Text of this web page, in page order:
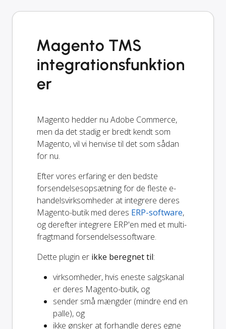
Magento TMS
integrationsfunktion
er
Magento hedder nu Adobe Commerce,
men da det stadig er bredt kendt som
Magento, vil vi henvise til det som sådan
for nu.
Efter vores erfaring er den bedste
forsendelsesopsætning for de fleste e-
handelsvirksomheder at integrere deres
Magento-butik med deres ERP-software,
og derefter integrere ERP'en med et multi-
fragtmand forsendelsessoftware.
Dette plugin er ikke beregnet til:
virksomheder, hvis eneste salgskanal
er deres Magento-butik, og
sender små mængder (mindre end en
palle), og
ikke ønsker at forhandle deres egne